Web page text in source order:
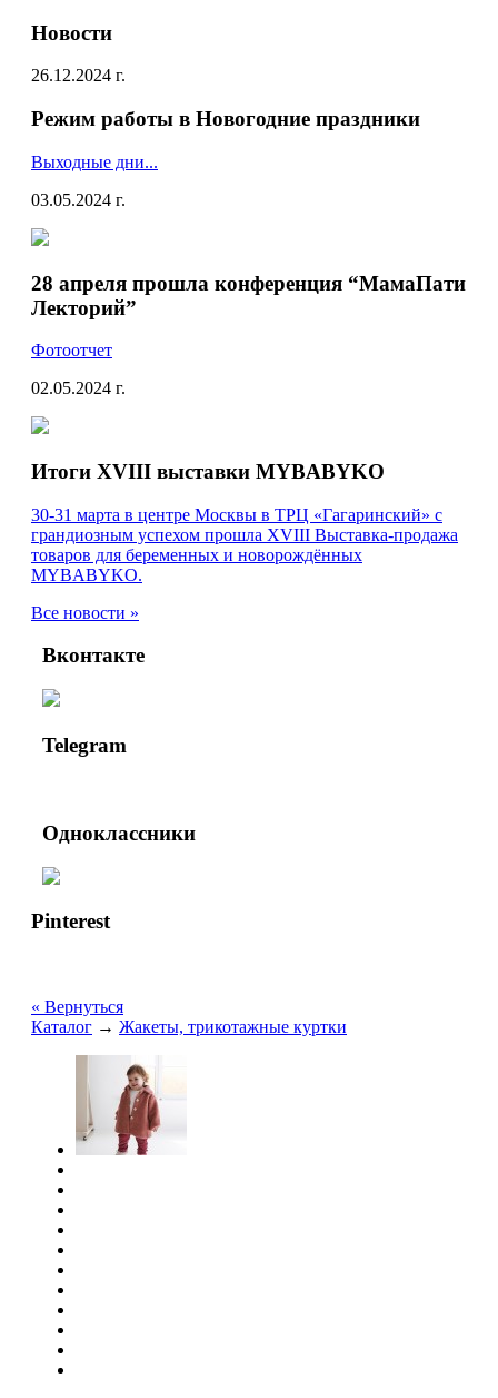
Новости
26.12.2024 г.
Режим работы в Новогодние праздники
Выходные дни...
03.05.2024 г.
28 апреля прошла конференция “МамаПати
Лекторий”
Фотоотчет
02.05.2024 г.
Итоги XVIII выставки MYBABYKO
30-31 марта в центре Москвы в ТРЦ «Гагаринский» с
грандиозным успехом прошла XVIII Выставка-продажа
товаров для беременных и новорождённых
MYBABYKO.
Все новости »
Вконтакте
Telegram
Одноклассники
Pinterest
« Вернуться
Каталог → Жакеты, трикотажные куртки